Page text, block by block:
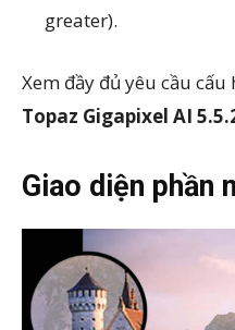
greater).
Xem đầy đủ yêu cầu
Topaz Gigapixel AI
Giao diện phần